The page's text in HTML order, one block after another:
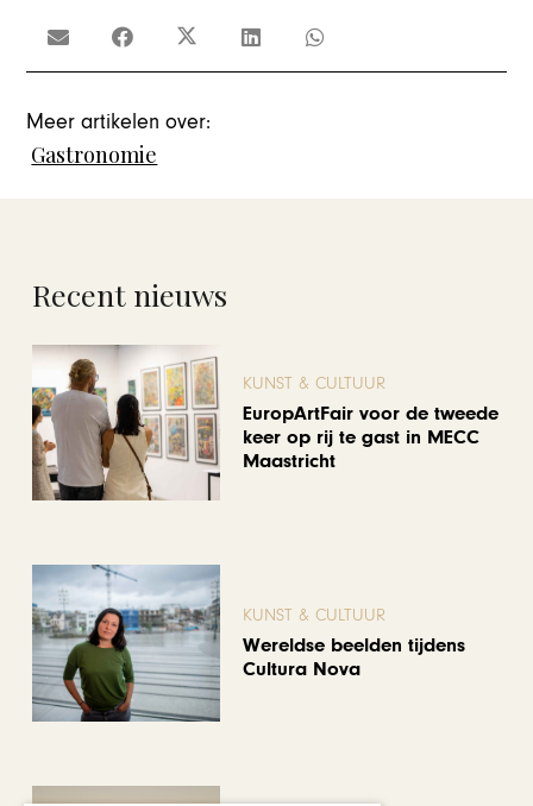
Meer artikelen over:
Gastronomie
Recent nieuws
KUNST & CULTUUR
EuropArtFair voor de tweede
keer op rij te gast in MECC
Maastricht
KUNST & CULTUUR
Wereldse beelden tijdens
Cultura Nova